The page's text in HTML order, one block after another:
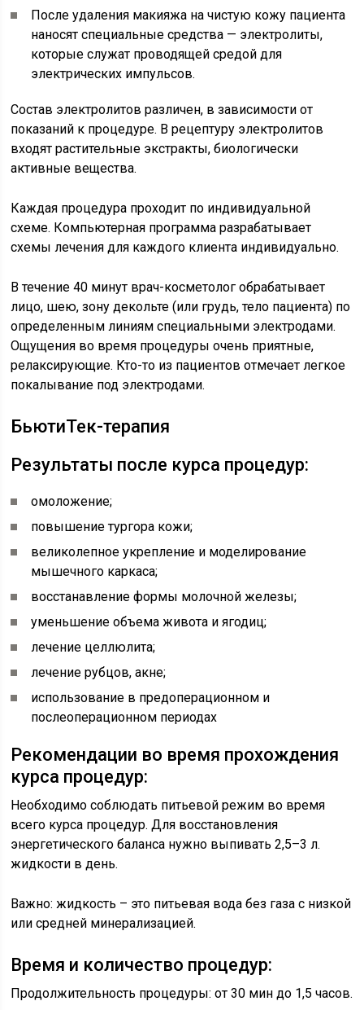
После удаления макияжа на чистую кожу пациента
наносят специальные средства — электролиты,
которые служат проводящей средой для
электрических импульсов.
Состав электролитов различен, в зависимости от
показаний к процедуре. В рецептуру электролитов
входят растительные экстракты, биологически
активные вещества.
Каждая процедура проходит по индивидуальной
схеме. Компьютерная программа разрабатывает
схемы лечения для каждого клиента индивидуально.
В течение 40 минут врач-косметолог обрабатывает
лицо, шею, зону декольте (или грудь, тело пациента) по
определенным линиям специальными электродами.
Ощущения во время процедуры очень приятные,
релаксирующие. Кто-то из пациентов отмечает легкое
покалывание под электродами.
БьютиТек-терапия
Результаты после курса процедур:
омоложение;
повышение тургора кожи;
великолепное укрепление и моделирование
мышечного каркаса;
восстанавление формы молочной железы;
уменьшение объема живота и ягодиц;
лечение целлюлита;
лечение рубцов, акне;
использование в предоперационном и
послеоперационном периодах
Рекомендации во время прохождения
курса процедур:
Необходимо соблюдать питьевой режим во время
всего курса процедур. Для восстановления
энергетического баланса нужно выпивать 2,5–3 л.
жидкости в день.
Важно: жидкость – это питьевая вода без газа с низкой
или средней минерализацией.
Время и количество процедур:
Продолжительность процедуры: от 30 мин до 1,5 часов.